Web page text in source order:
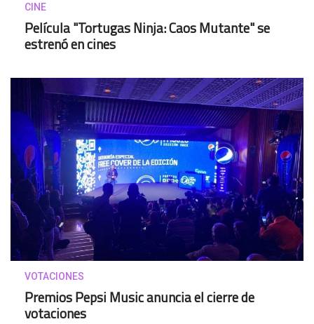
CINE
Película "Tortugas Ninja: Caos Mutante" se
estrenó en cines
VOTACIONES
Premios Pepsi Music anuncia el cierre de
votaciones